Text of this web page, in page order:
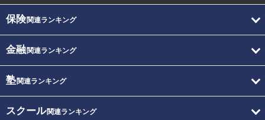
保険関連ランキング
金融関連ランキング
塾関連ランキング
スクール関連ランキング